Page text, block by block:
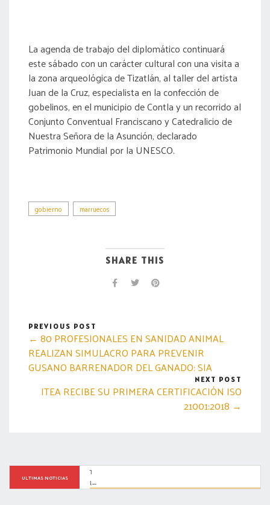
La agenda de trabajo del diplomático continuará
este sábado con un carácter cultural con una visita a
la zona arqueológica de Tizatlán, al taller del artista
Juan de la Cruz, especialista en la confección de
gobelinos, en el municipio de Contla y un recorrido al
Conjunto Conventual Franciscano y Catedralicio de
Nuestra Señora de la Asunción, declarado
Patrimonio Mundial por la UNESCO.
gobierno marruecos
SHARE THIS
PREVIOUS POST
← 80 PROFESIONALES EN SANIDAD ANIMAL
REALIZAN SIMULACRO PARA PREVENIR
GUSANO BARRENADOR DEL GANADO: SIA
NEXT POST
ITEA RECIBE SU PRIMERA CERTIFICACIÓN ISO
21001:2018 →
ULTIMAS NOTICIAS
TRAS INTENSA LLUVIA SE ACTIVA RESPUESTA INMEDIATA DE
LAS BRIGADAS MUNICIPALES EN LA CAPITAL